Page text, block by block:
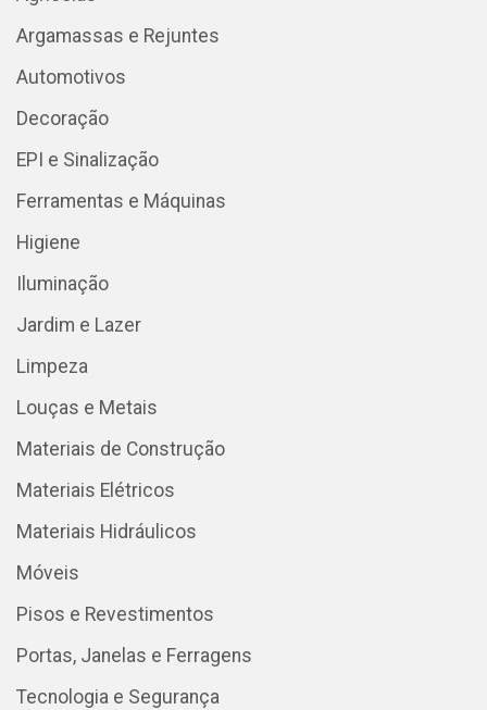
Argamassas e Rejuntes
Automotivos
Decoração
EPI e Sinalização
Ferramentas e Máquinas
Higiene
Iluminação
Jardim e Lazer
Limpeza
Louças e Metais
Materiais de Construção
Materiais Elétricos
Materiais Hidráulicos
Móveis
Pisos e Revestimentos
Portas, Janelas e Ferragens
Tecnologia e Segurança